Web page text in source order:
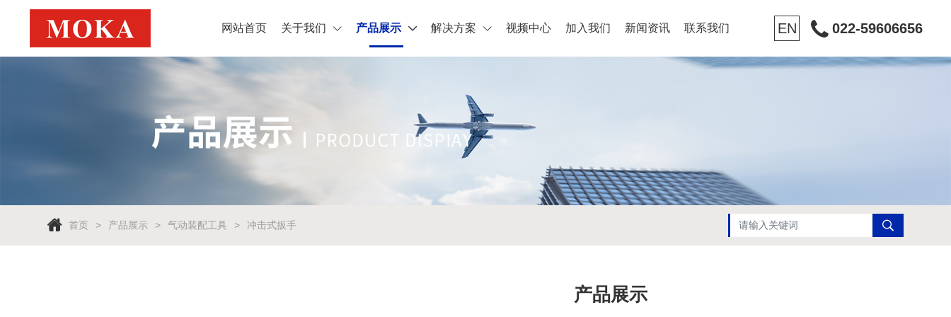
网站首页 关于我们 产品展示 解决方案 视频中心 加入我们 新闻资讯 联系我们 EN 022-59606656
首页 产品展示 气动装配工具 冲击式扳手
产品展示